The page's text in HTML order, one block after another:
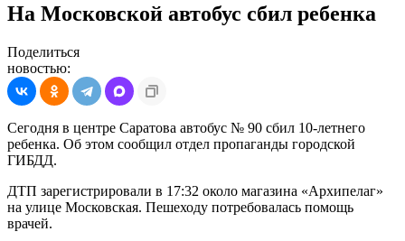
На Московской автобус сбил ребенка
Поделиться
новостью:
Сегодня в центре Саратова автобус № 90 сбил 10-летнего
ребенка. Об этом сообщил отдел пропаганды городской
ГИБДД.
ДТП зарегистрировали в 17:32 около магазина «Архипелаг»
на улице Московская. Пешеходу потребовалась помощь
врачей.